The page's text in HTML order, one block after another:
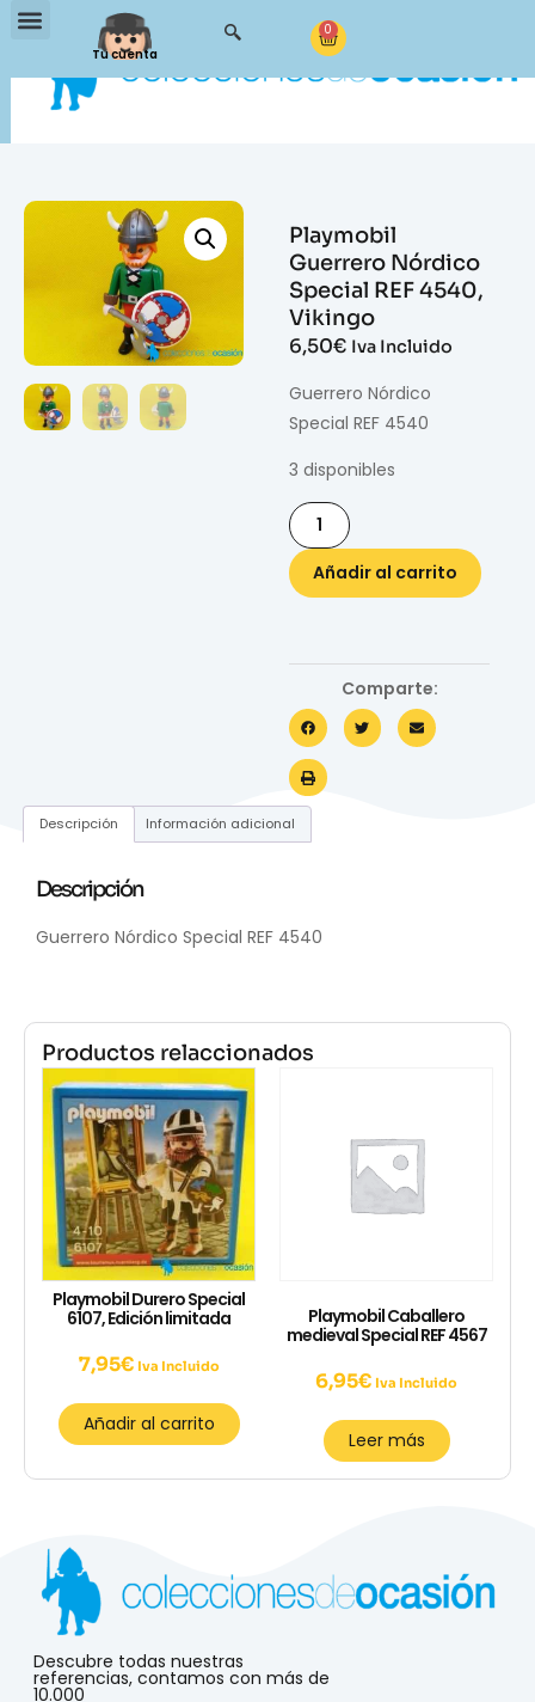
Tu cuenta
0
Playmobil
Guerrero Nórdico
Special REF 4540,
Vikingo
6,50€ Iva Incluido
Guerrero Nórdico
Special REF 4540
3 disponibles
Añadir al carrito
Comparte:
Descripción Información adicional
Descripción
Guerrero Nórdico Special REF 4540
Productos relaccionados
Playmobil Durero Special
6107, Edición limitada
7,95€ Iva Incluido
Añadir al carrito
Playmobil Caballero
medieval Special REF 4567
6,95€ Iva Incluido
Leer más
Descubre todas nuestras
referencias, contamos con más de
10.000